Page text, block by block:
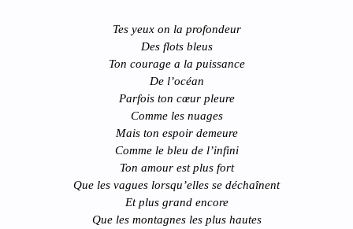
Tes yeux on la profondeur
Des flots bleus
Ton courage a la puissance
De l’océan
Parfois ton cœur pleure
Comme les nuages
Mais ton espoir demeure
Comme le bleu de l’infini
Ton amour est plus fort
Que les vagues lorsqu’elles se déchaînent
Et plus grand encore
Que les montagnes les plus hautes